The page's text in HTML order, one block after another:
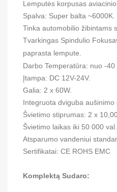
Lemputės korpusas
Spalva: Super balta ~6000K.
Tinka automobilio žibintams
Tvarkingas Spindulio
paprasta lempute.
Darbo Temperatūra: nuo -
Įtampa: DC 12V-24V.
Galia: 2 x 60W.
Integruota dviguba aušinimo
Švietimo stiprumas: 2 x
Švietimo laikas iki 50 000 val.
Atsparumo vandeniui
Sertifikatai: CE ROHS EMC
Komplektą Sudaro: